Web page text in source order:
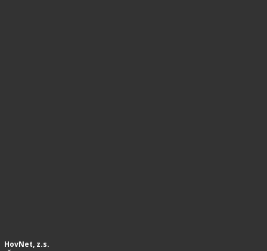
HovNet, z.s.